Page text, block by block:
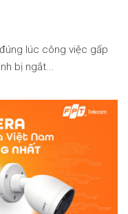
lúc công việc gấp
bị ngắt...